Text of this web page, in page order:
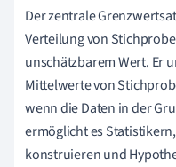
Der zentrale
Verteilung von
unschätzbarem Wert. Er
Mittelwerte von
wenn die Daten in der
ermöglicht es
konstruieren und